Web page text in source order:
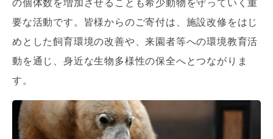
の個体数を増加させることも希少動物を守っていく重
要な活動です。皆様からのご寄付は、施設改修をはじ
めとした飼育環境の改善や、来園者等への環境教育活
動を通じ、身近な生物多様性の保全へとつながりま
す。